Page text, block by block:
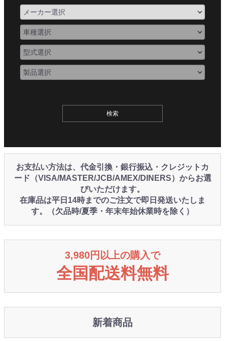
お支払い方法は、代金引換・銀行振込・クレジットカ
ード（VISA/MASTER/JCB/AMEX/DINERS）からお選
びいただけます。
在庫品は平日14時までのご注文で即日発送いたしま
す。（欠品時/夏季・年末年始休業時を除く）
3,980円以上の購入で
全国配送料無料
新着商品